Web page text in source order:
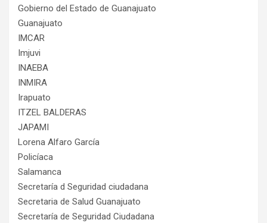
Gobierno del Estado de Guanajuato
Guanajuato
IMCAR
Imjuvi
INAEBA
INMIRA
Irapuato
ITZEL BALDERAS
JAPAMI
Lorena Alfaro García
Policíaca
Salamanca
Secretaría d Seguridad ciudadana
Secretaria de Salud Guanajuato
Secretaría de Seguridad Ciudadana